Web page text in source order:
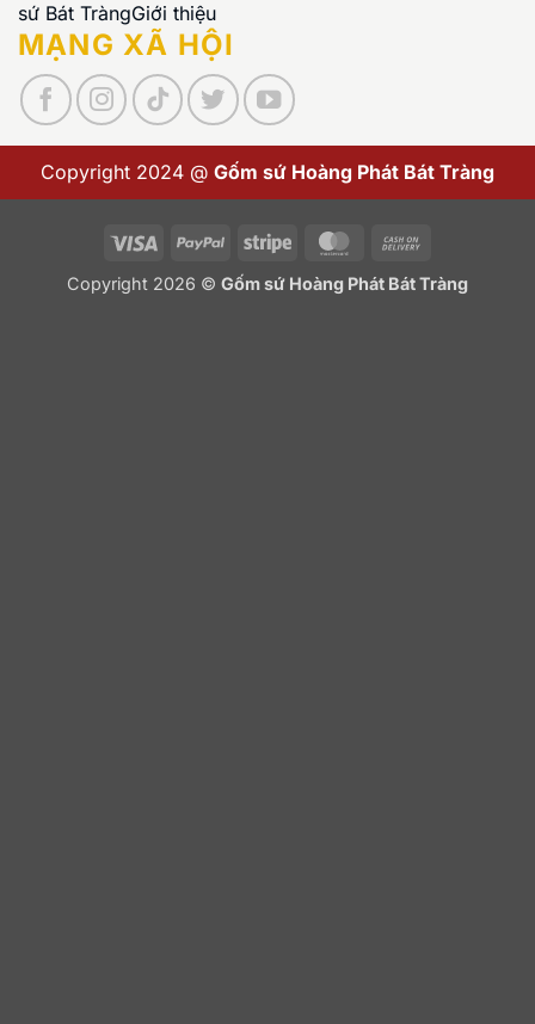
sứ Bát TràngGiới thiệu
MẠNG XÃ HỘI
Copyright 2024 @ Gốm sứ Hoàng Phát Bát Tràng
Visa PayPal Stripe MasterCard
Delivery
Copyright 2026 © Gốm sứ Hoàng Phát Bát Tràng